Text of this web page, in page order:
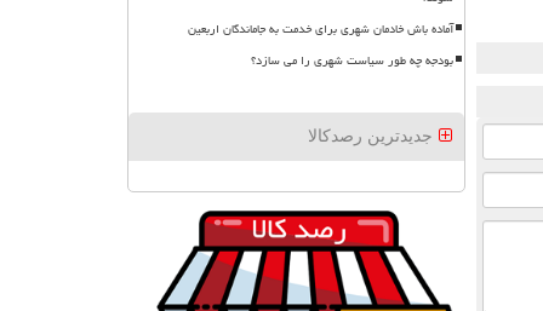
آماده باش خادمان شهری برای خدمت به جاماندگان اربعین
بودجه چه طور سیاست شهری را می سازد؟
جدیدترین رصدکالا